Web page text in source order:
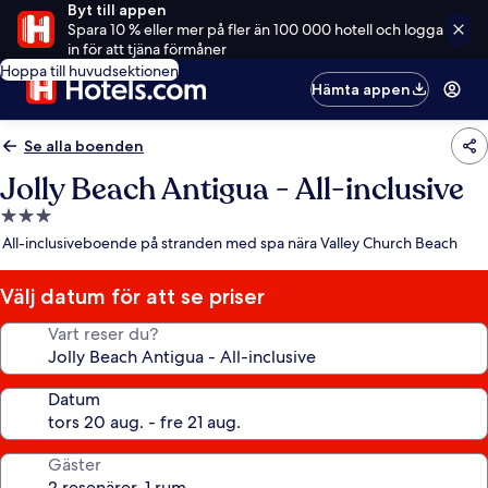
Byt till appen
Spara 10 % eller mer på fler än 100 000 hotell och logga
in för att tjäna förmåner
Hoppa till huvudsektionen
Hämta appen
Se alla boenden
Jolly Beach Antigua - All-inclusive
3.0-
stjärnigt
All-inclusiveboende på stranden med spa nära Valley Church Beach
Välj datum för att se priser
Vart reser du?
Datum
Gäster